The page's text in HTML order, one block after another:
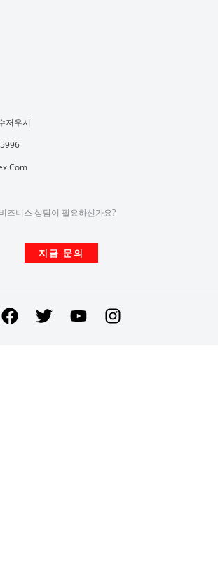
저우시
즈니스 상담이 필요하신가요?
지금 문의